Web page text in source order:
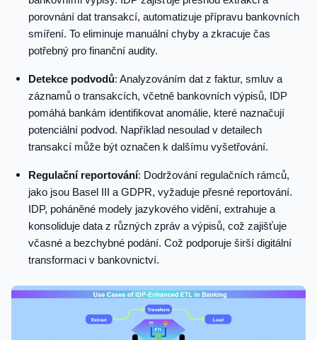
porovnání dat transakcí, automatizuje přípravu bankovních
smíření. To eliminuje manuální chyby a zkracuje čas
potřebný pro finanční audity.
Detekce podvodů: Analyzováním dat z faktur, smluv a
záznamů o transakcích, včetně bankovních výpisů, IDP
pomáhá bankám identifikovat anomálie, které naznačují
potenciální podvod. Například nesoulad v detailech
transakcí může být označen k dalšímu vyšetřování.
Regulační reportování: Dodržování regulačních rámců,
jako jsou Basel III a GDPR, vyžaduje přesné reportování.
IDP, poháněné modely jazykového vidění, extrahuje a
konsoliduje data z různých zpráv a výpisů, což zajišťuje
včasné a bezchybné podání. Což podporuje širší digitální
transformaci v bankovnictví.